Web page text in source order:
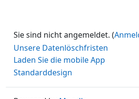
Sie sind nicht angemeldet. (
Unsere Datenlöschfristen
Laden Sie die mobile App
Standarddesign